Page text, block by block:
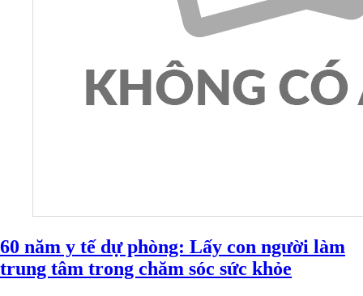
60 năm y tế dự phòng: Lấy con người làm
trung tâm trong chăm sóc sức khỏe